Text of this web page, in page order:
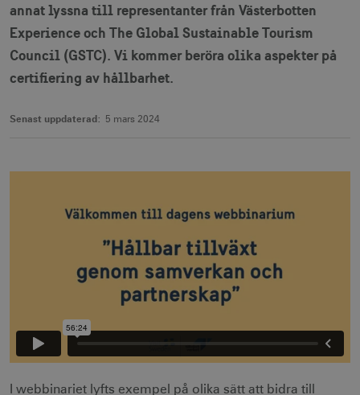
annat lyssna till representanter från Västerbotten
Experience och The Global Sustainable Tourism
Council (GSTC). Vi kommer beröra olika aspekter på
certifiering av hållbarhet.
Senast uppdaterad: 5 mars 2024
I webbinariet lyfts exempel på olika sätt att bidra till